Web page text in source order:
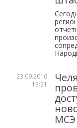
23.09.2016
13:21
МСЭ